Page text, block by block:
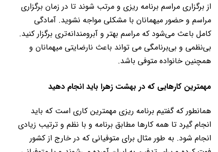
از برگزاری مراسم برنامه ریزی و مرتب شوند تا در زمان برگزاری
مراسم و حضور میهمانان با مشکلی مواجه نشوید. آمادگی
کامل باعث می‌شود که مراسم بهتر و آبرومندانه‌تری برگزار کنید.
بی‌نظمی و بی‌برنامگی می تواند باعث نارضایتی میهمانان و
همچنین خانواده متوفی باشد.
مهمترین کارهایی که در بهشت زهرا باید انجام دهید
همانطور که گفتیم برنامه ریزی مهمترین کاری است که باید
انجام گیرد تا همه کارها مطابق برنامه و با نظم و ترتیب زیادی
انجام شود. به طور مثال برای متوفیانی که در خارج از کشور